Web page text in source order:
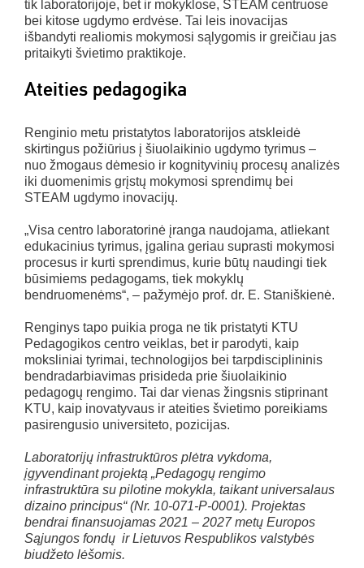
tik laboratorijoje, bet ir mokyklose, STEAM centruose
bei kitose ugdymo erdvėse. Tai leis inovacijas
išbandyti realiomis mokymosi sąlygomis ir greičiau jas
pritaikyti švietimo praktikoje.
Ateities pedagogika
Renginio metu pristatytos laboratorijos atskleidė
skirtingus požiūrius į šiuolaikinio ugdymo tyrimus –
nuo žmogaus dėmesio ir kognityvinių procesų analizės
iki duomenimis grįstų mokymosi sprendimų bei
STEAM ugdymo inovacijų.
„Visa centro laboratorinė įranga naudojama, atliekant
edukacinius tyrimus, įgalina geriau suprasti mokymosi
procesus ir kurti sprendimus, kurie būtų naudingi tiek
būsimiems pedagogams, tiek mokyklų
bendruomenėms“, – pažymėjo prof. dr. E. Staniškienė.
Renginys tapo puikia proga ne tik pristatyti KTU
Pedagogikos centro veiklas, bet ir parodyti, kaip
moksliniai tyrimai, technologijos bei tarpdisciplininis
bendradarbiavimas prisideda prie šiuolaikinio
pedagogų rengimo. Tai dar vienas žingsnis stiprinant
KTU, kaip inovatyvaus ir ateities švietimo poreikiams
pasirengusio universiteto, pozicijas.
Laboratorijų infrastruktūros plėtra vykdoma,
įgyvendinant projektą „Pedagogų rengimo
infrastruktūra su pilotine mokykla, taikant universalaus
dizaino principus“ (Nr. 10-071-P-0001). Projektas
bendrai finansuojamas 2021 – 2027 metų Europos
Sąjungos fondų ir Lietuvos Respublikos valstybės
biudžeto lėšomis.